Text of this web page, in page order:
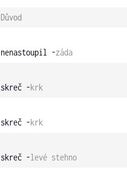
Důvod
nenastoupil -záda
skreč -krk
skreč -krk
skreč -levé stehno